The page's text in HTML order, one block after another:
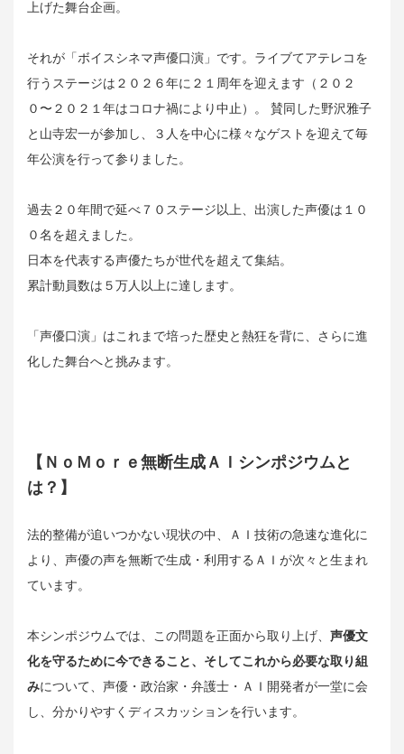
上げた舞台企画。
それが「ボイスシネマ声優口演」です。ライブてアテレコを
行うステージは２０２６年に２１周年を迎えます（２０２
０〜２０２１年はコロナ禍により中止）。 賛同した野沢雅子
と山寺宏一が参加し、３人を中心に様々なゲストを迎えて毎
年公演を行って参りました。
過去２０年間で延べ７０ステージ以上、出演した声優は１０
０名を超えました。
日本を代表する声優たちが世代を超えて集結。
累計動員数は５万人以上に達します。
「声優口演」はこれまで培った歴史と熱狂を背に、さらに進
化した舞台へと挑みます。
【ＮｏＭｏｒｅ無断生成ＡＩシンポジウムと
は？】
法的整備が追いつかない現状の中、ＡＩ技術の急速な進化に
より、声優の声を無断で生成・利用するＡＩが次々と生まれ
ています。
本シンポジウムでは、この問題を正面から取り上げ、 声優文
化を守るために今できること、そしてこれから必要な取り組
みについて、声優・政治家・弁護士・ＡＩ開発者が一堂に会
し、分かりやすくディスカッションを行います。